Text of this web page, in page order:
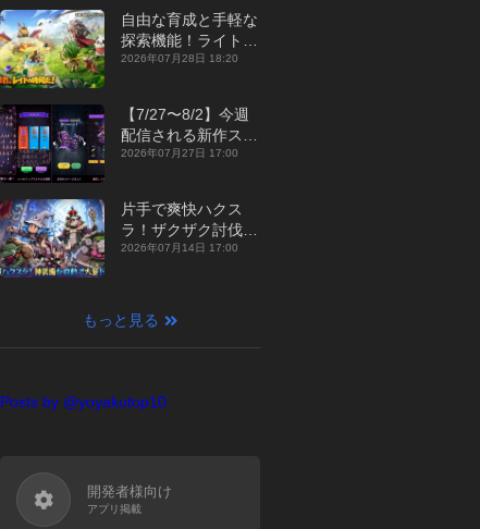
自由な育成と手軽な
探索機能！ライトカ
ジュアルMMORPG
征』【最新作PICKU
P】
2026年07月28日 18:20
【7/27〜8/2】今週
配信される新作スマ
ホゲームをまとめて
年】
2026年07月27日 17:00
片手で爽快ハクス
ラ！ザクザク討伐し
て神装備を集める放
【最新作PICKUP】
2026年07月14日 17:00
もっと見る
Posts by @yoyakutop10
開発者様向け
アプリ掲載